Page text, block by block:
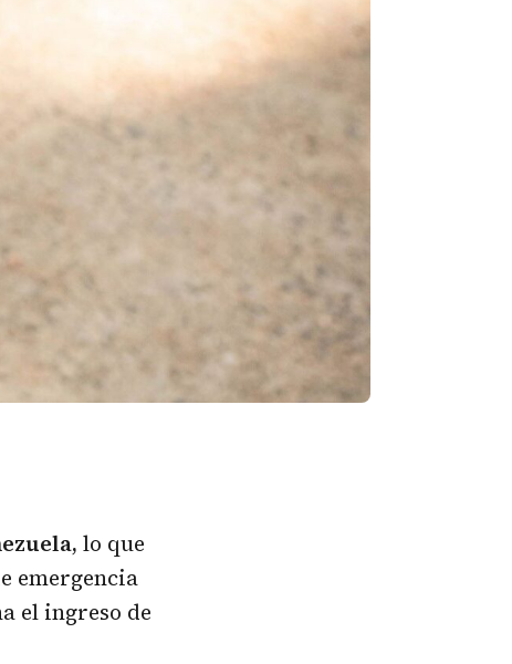
, lo que
emergencia
el ingreso de